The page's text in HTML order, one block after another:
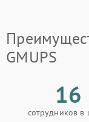
GMUPS
16
сотрудников в